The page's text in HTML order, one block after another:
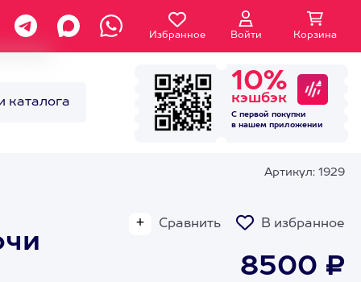
Избранное Войти Корзина
каталога
10%
кэшбэк
С первой покупки
в нашем приложении
Артикул: 1929
Сравнить В избранное
8500 ₽